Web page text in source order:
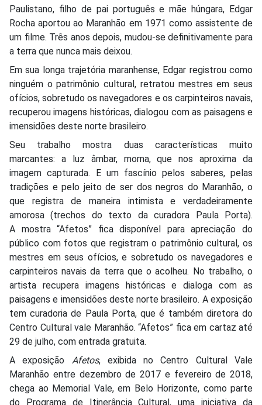
Paulistano, filho de pai português e mãe húngara, Edgar
Rocha aportou ao Maranhão em 1971 como assistente de
um filme. Três anos depois, mudou-se definitivamente para
a terra que nunca mais deixou.
Em sua longa trajetória maranhense, Edgar registrou como
ninguém o patrimônio cultural, retratou mestres em seus
ofícios, sobretudo os navegadores e os carpinteiros navais,
recuperou imagens históricas, dialogou com as paisagens e
imensidões deste norte brasileiro.
Seu trabalho mostra duas características muito
marcantes: a luz âmbar, morna, que nos aproxima da
imagem capturada. E um fascínio pelos saberes, pelas
tradições e pelo jeito de ser dos negros do Maranhão, o
que registra de maneira intimista e verdadeiramente
amorosa (trechos do texto da curadora Paula Porta).
A mostra “Afetos” fica disponível para apreciação do
público com fotos que registram o patrimônio cultural, os
mestres em seus ofícios, e sobretudo os navegadores e
carpinteiros navais da terra que o acolheu. No trabalho, o
artista recupera imagens históricas e dialoga com as
paisagens e imensidões deste norte brasileiro. A exposição
tem curadoria de Paula Porta, que é também diretora do
Centro Cultural vale Maranhão. “Afetos” fica em cartaz até
29 de julho, com entrada gratuita.
A exposição Afetos, exibida no Centro Cultural Vale
Maranhão entre dezembro de 2017 e fevereiro de 2018,
chega ao Memorial Vale, em Belo Horizonte, como parte
do Programa de Itinerância Cultural, uma iniciativa da